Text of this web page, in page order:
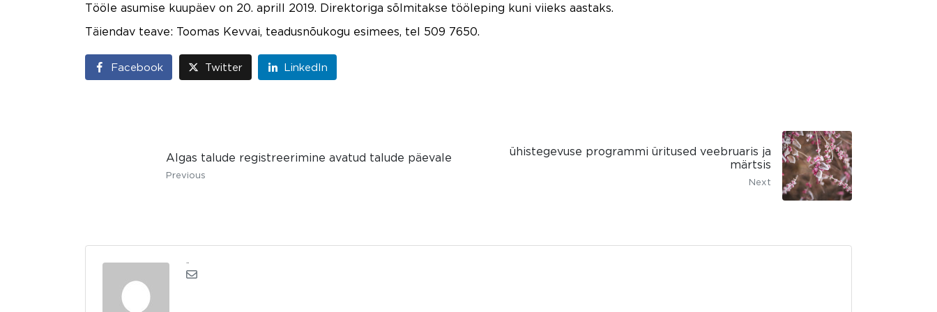
Tööle asumise kuupäev on 20. aprill 2019. Direktoriga sõlmitakse tööleping kuni viieks aastaks.
Täiendav teave: Toomas Kevvai, teadusnõukogu esimees, tel 509 7650.
Facebook Twitter LinkedIn
Algas talude registreerimine avatud talude päevale
Previous
ühistegevuse programmi üritused veebruaris ja
märtsis
Next